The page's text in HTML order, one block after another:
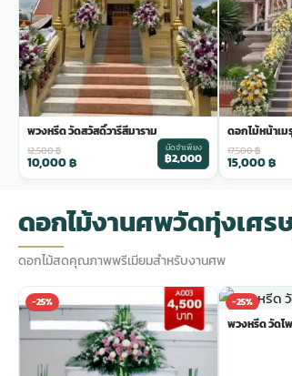
พวงหรีด วัดสวัสดิ์วารีสีมาราม
12,500฿
10,000฿
มัดจำเพียง
฿2,000
ดอกไม้หน้าเม
17,500฿
15,000฿
ดอกไม้งานศพวัดทุ่งเศร
ดอกไม้สดคุณภาพพรีเมียมสำหรับงานศพ
-25% -25%
พวงหรีด วัดโ